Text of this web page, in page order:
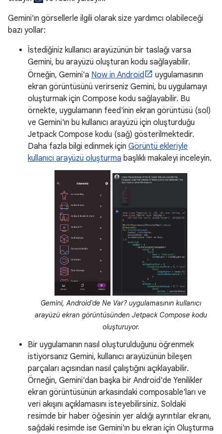
Gemini'ın görsellerle ilgili olarak size yardımcı olabileceği
bazı yollar:
İstediğiniz kullanıcı arayüzünün bir taslağı varsa
Gemini, bu arayüzü oluşturan kodu sağlayabilir.
Örneğin, Gemini'a Now in Android
uygulamasının
ekran görüntüsünü verirseniz Gemini, bu uygulamayı
oluşturmak için Compose kodu sağlayabilir. Bu
örnekte, uygulamanın feed'inin ekran görüntüsü (sol)
ve Gemini'ın bu kullanıcı arayüzü için oluşturduğu
Jetpack Compose kodu (sağ) gösterilmektedir.
Daha fazla bilgi edinmek için Görüntü ekleriyle
kullanıcı arayüzü oluşturma başlıklı makaleyi inceleyin.
Gemini, Android'de Ne Var? uygulamasının kullanıcı
arayüzü ekran görüntüsünden Jetpack Compose kodu
oluşturuyor.
Bir uygulamanın nasıl oluşturulduğunu öğrenmek
istiyorsanız Gemini, kullanıcı arayüzünün bileşen
parçaları açısından nasıl çalıştığını açıklayabilir.
Örneğin, Gemini'dan başka bir Android'de Yenilikler
ekran görüntüsünün arkasındaki composable'ları ve
veri akışını açıklamasını isteyebilirsiniz. Soldaki
resimde bir haber öğesinin yer aldığı ayrıntılar ekranı,
sağdaki resimde ise Gemini'ın bu ekran için Oluşturma